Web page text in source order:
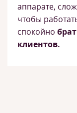
аппарате,
чтобы
спокойно
клиентов.